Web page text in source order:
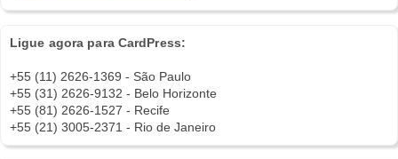
Ligue agora para CardPress:
+55 (11) 2626-1369 - São Paulo
+55 (31) 2626-9132 - Belo Horizonte
+55 (81) 2626-1527 - Recife
+55 (21) 3005-2371 - Rio de Janeiro